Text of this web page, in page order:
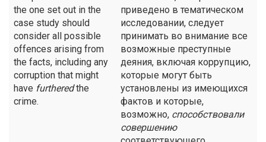
the one set out in the
case study should
consider all possible
offences arising from
the facts, including any
corruption that might
have furtheredthe
crime.
приведено в тематическом
исследовании, следует
принимать во внимание все
возможные преступные
деяния, включая коррупцию,
которые могут быть
установлены из имеющихся
фактов и которые,
возможно, способствовали
совершению